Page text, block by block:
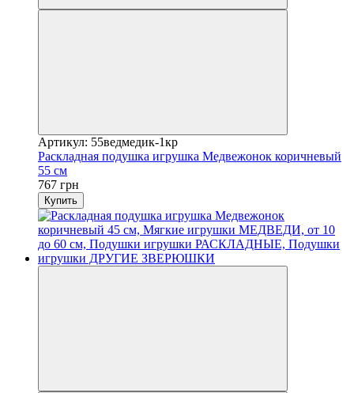
Артикул: 55ведмедик-1кр
Раскладная подушка игрушка Медвежонок коричневый
55 см
767 грн
Купить